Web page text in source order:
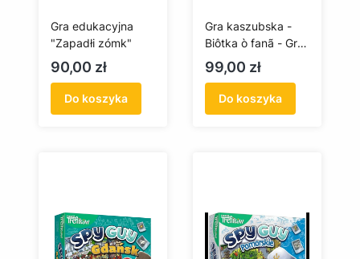
Gra edukacyjna
"Zapadłi zómk"
Cena
90,00 zł
Do koszyka
Gra kaszubska -
Biôtka ò fanã - Gra
o flagę
Cena
99,00 zł
Do koszyka